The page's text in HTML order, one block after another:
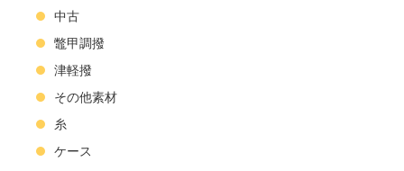
中古
鼈甲調撥
津軽撥
その他素材
糸
ケース